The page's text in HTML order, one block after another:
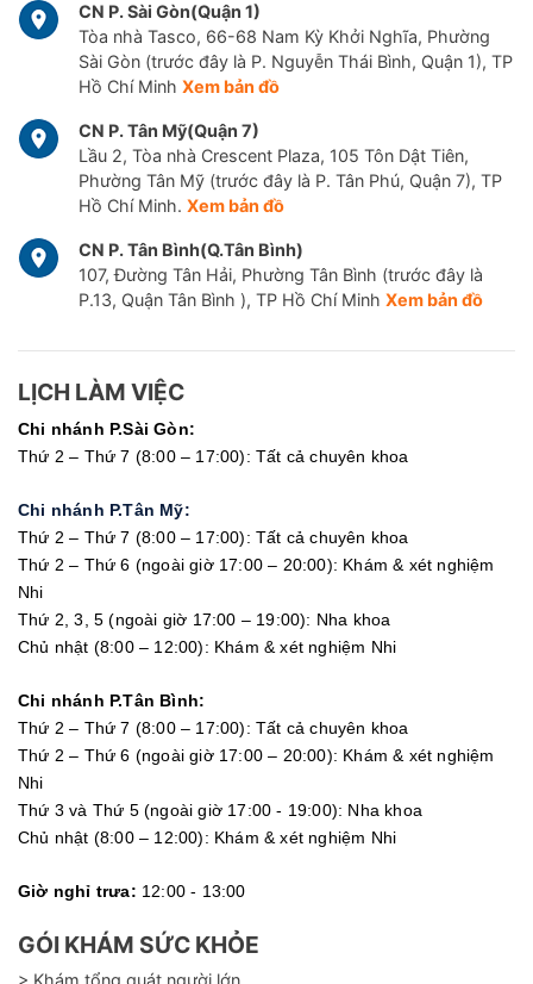
CN P. Sài Gòn(Quận 1)
Tòa nhà Tasco, 66-68 Nam Kỳ Khởi Nghĩa, Phường
Sài Gòn (trước đây là P. Nguyễn Thái Bình, Quận 1), TP
Hồ Chí Minh Xem bản đồ
CN P. Tân Mỹ(Quận 7)
Lầu 2, Tòa nhà Crescent Plaza, 105 Tôn Dật Tiên,
Phường Tân Mỹ (trước đây là P. Tân Phú, Quận 7), TP
Hồ Chí Minh. Xem bản đồ
CN P. Tân Bình(Q.Tân Bình)
107, Đường Tân Hải, Phường Tân Bình (trước đây là
P.13, Quận Tân Bình ), TP Hồ Chí Minh Xem bản đồ
LỊCH LÀM VIỆC
Chi nhánh P.Sài Gòn:
Thứ 2 – Thứ 7 (8:00 – 17:00): Tất cả chuyên khoa
Chi nhánh P.Tân Mỹ:
Thứ 2 – Thứ 7 (8:00 – 17:00): Tất cả chuyên khoa
Thứ 2 – Thứ 6 (ngoài giờ 17:00 – 20:00): Khám & xét nghiệm
Nhi
Thứ 2, 3, 5 (ngoài giờ 17:00 – 19:00): Nha khoa
Chủ nhật (8:00 – 12:00): Khám & xét nghiệm Nhi
Chi nhánh P.Tân Bình:
Thứ 2 – Thứ 7 (8:00 – 17:00): Tất cả chuyên khoa
Thứ 2 – Thứ 6 (ngoài giờ 17:00 – 20:00): Khám & xét nghiệm
Nhi
Thứ 3 và Thứ 5 (ngoài giờ 17:00 - 19:00): Nha khoa
Chủ nhật (8:00 – 12:00): Khám & xét nghiệm Nhi
Giờ nghỉ trưa: 12:00 - 13:00
GÓI KHÁM SỨC KHỎE
> Khám tổng quát người lớn